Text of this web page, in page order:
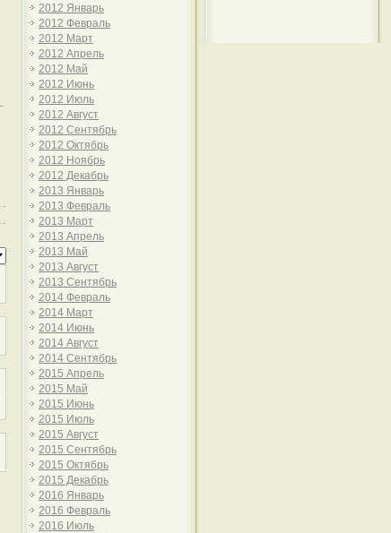
2012 Январь
2012 Февраль
2012 Март
2012 Апрель
2012 Май
2012 Июнь
2012 Июль
2012 Август
2012 Сентябрь
2012 Октябрь
2012 Ноябрь
2012 Декабрь
2013 Январь
2013 Февраль
2013 Март
2013 Апрель
2013 Май
2013 Август
2013 Сентябрь
2014 Февраль
2014 Март
2014 Июнь
2014 Август
2014 Сентябрь
2015 Апрель
2015 Май
2015 Июнь
2015 Июль
2015 Август
2015 Сентябрь
2015 Октябрь
2015 Декабрь
2016 Январь
2016 Февраль
2016 Июль